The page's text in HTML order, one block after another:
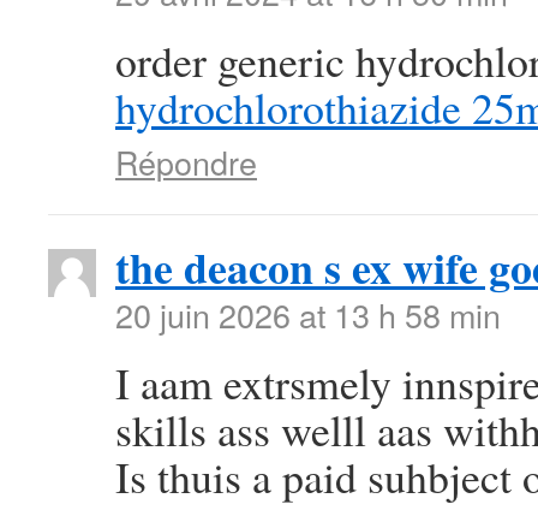
order generic
hydrochlorothiazide
Répondre
the deacon s ex wife
20 juin 2026 at 13 h 58 min
I aam extrsmely
skills ass welll aas
Is thuis a paid